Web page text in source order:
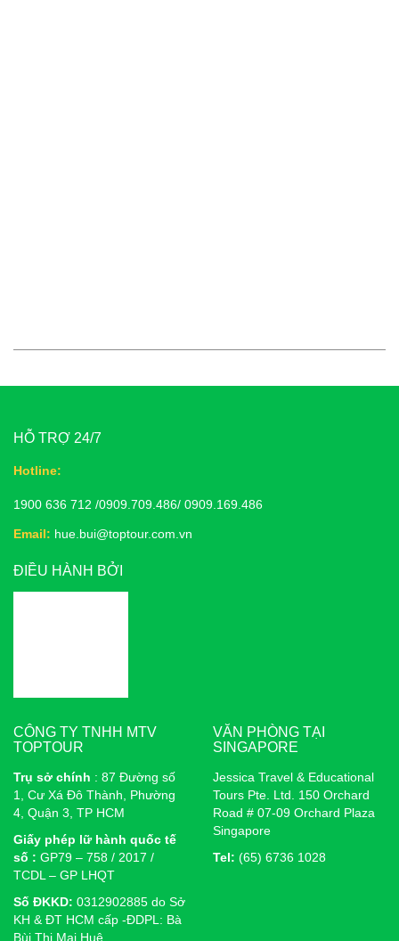
HỖ TRỢ 24/7
Hotline:
1900 636 712 /0909.709.486/ 0909.169.486
Email: hue.bui@toptour.com.vn
ĐIỀU HÀNH BỞI
CÔNG TY TNHH MTV
TOPTOUR
Trụ sở chính : 87 Đường số
1, Cư Xá Đô Thành, Phường
4, Quận 3, TP HCM
Giấy phép lữ hành quốc tế
số : GP79 – 758 / 2017 /
TCDL – GP LHQT
Số ĐKKD: 0312902885 do Sở
KH & ĐT HCM cấp -ĐDPL: Bà
Bùi Thị Mai Huệ
VĂN PHÒNG TẠI
SINGAPORE
Jessica Travel & Educational
Tours Pte. Ltd. 150 Orchard
Road # 07-09 Orchard Plaza
Singapore
Tel: (65) 6736 1028